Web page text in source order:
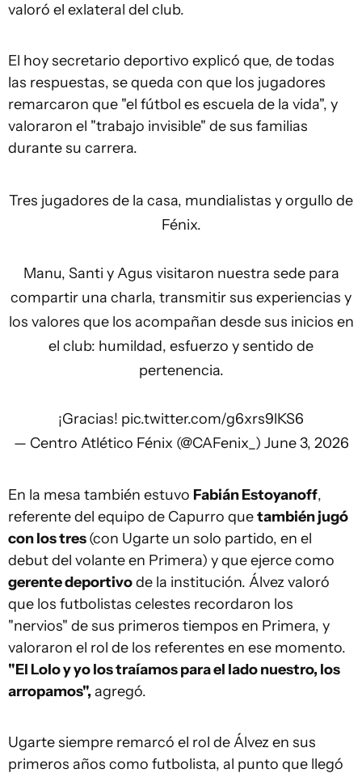
valoró el exlateral del club.
El hoy secretario deportivo explicó que, de todas
las respuestas, se queda con que los jugadores
remarcaron que "el fútbol es escuela de la vida", y
valoraron el "trabajo invisible" de sus familias
durante su carrera.
Tres jugadores de la casa, mundialistas y orgullo de
Fénix.
Manu, Santi y Agus visitaron nuestra sede para
compartir una charla, transmitir sus experiencias y
los valores que los acompañan desde sus inicios en
el club: humildad, esfuerzo y sentido de
pertenencia.
¡Gracias! pic.twitter.com/g6xrs9lKS6
— Centro Atlético Fénix (@CAFenix_) June 3, 2026
En la mesa también estuvo Fabián Estoyanoff,
referente del equipo de Capurro quetambién jugó
con los tres(con Ugarte un solo partido, en el
debut del volante en Primera) y que ejerce como
gerente deportivode la institución. Álvez valoró
que los futbolistas celestes recordaron los
"nervios" de sus primeros tiempos en Primera, y
valoraron el rol de los referentes en ese momento.
"El Lolo y yo los traíamos para el lado nuestro, los
arropamos", agregó.
Ugarte siempre remarcó el rol de Álvez en sus
primeros años como futbolista, al punto que llegó